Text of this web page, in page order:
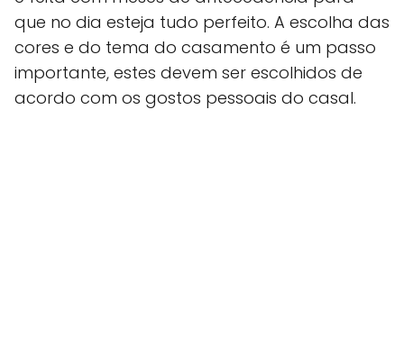
que no dia esteja tudo perfeito. A escolha das
cores e do tema do casamento é um passo
importante, estes devem ser escolhidos de
acordo com os gostos pessoais do casal.